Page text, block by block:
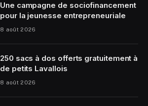
Une campagne de sociofinancement
pour la jeunesse entrepreneuriale
8 août 2026
250 sacs à dos offerts gratuitement à
de petits Lavallois
8 août 2026